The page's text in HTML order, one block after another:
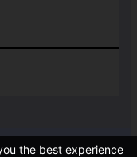
the best experience